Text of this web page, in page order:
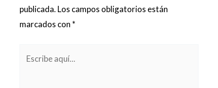
publicada. Los campos obligatorios están
marcados con *